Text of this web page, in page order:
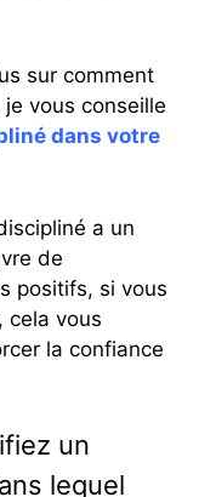
sur comment
vous conseille
dans votre
a un
de
positifs, si vous
cela vous
la confiance
un
lequel